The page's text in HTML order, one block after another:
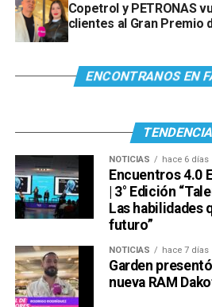
Ver esta publicación
Copetrol y PETRONAS
clientes al Gran Premio
ENCONTRANOS EN
TENDENCIA
NOTICIAS hace 6 días
Encuentros 4.0
| 3° Edición
Las habilidades
futuro”
NOTICIAS hace 7 días
Garden
nueva RAM